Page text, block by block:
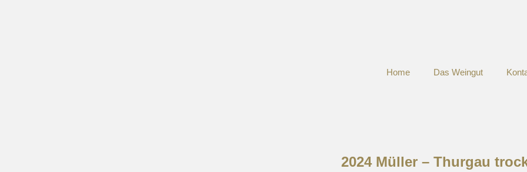
Home Das Weingut
2024 Müller – Thurgau